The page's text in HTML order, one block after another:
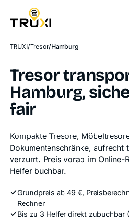
TRUXI Tresor Hamburg
Tresor
Hamburg,
fair
Kompakte Tresore,
Dokumentenschränke, aufrecht
verzurrt. Preis vorab im Online-
Helfer buchbar.
Grundpreis ab 49 €,
Rechner
Bis zu 3 Helfer direkt zubuchbar